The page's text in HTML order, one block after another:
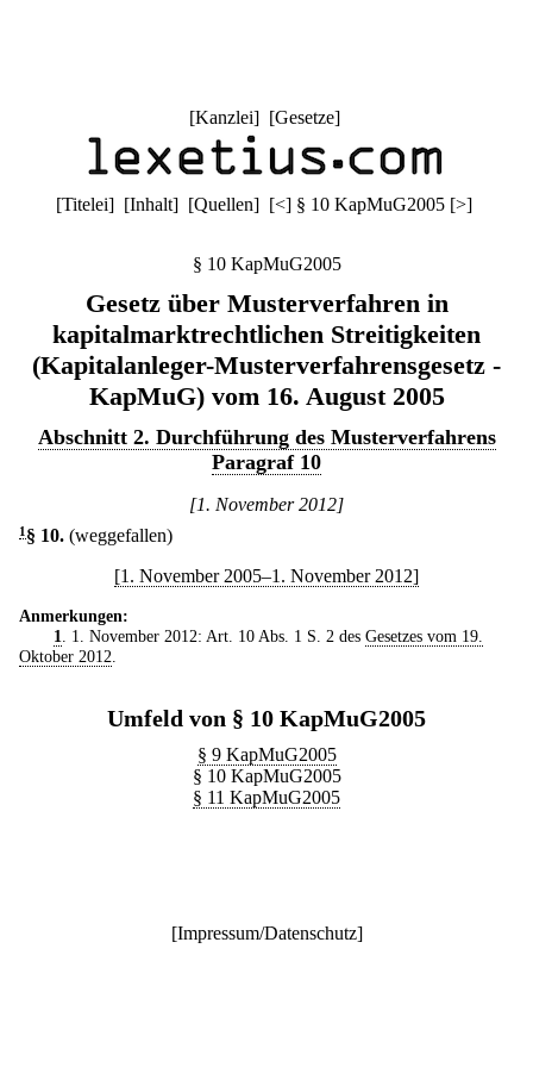
[Kanzlei] [Gesetze]
[Titelei] [Inhalt] [Quellen] [<] § 10 KapMuG2005 [>]
§ 10 KapMuG2005
Gesetz über Musterverfahren in
kapitalmarktrechtlichen Streitigkeiten
(Kapitalanleger-Musterverfahrensgesetz -
KapMuG) vom 16. August 2005
Abschnitt 2. Durchführung des Musterverfahrens
Paragraf 10
[1. November 2012]
1 § 10. (weggefallen)
[1. November 2005–1. November 2012]
Anmerkungen:
1
. 1. November 2012: Art. 10 Abs. 1 S. 2 des Gesetzes vom 19.
Oktober 2012
Umfeld von § 10 KapMuG2005
§ 9 KapMuG2005
§ 10 KapMuG2005
§ 11 KapMuG2005
[Impressum/Datenschutz]